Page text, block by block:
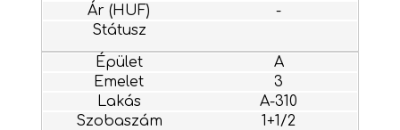
-
A
3
A-310
1+1/2